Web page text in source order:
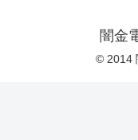
闇金
© 2014